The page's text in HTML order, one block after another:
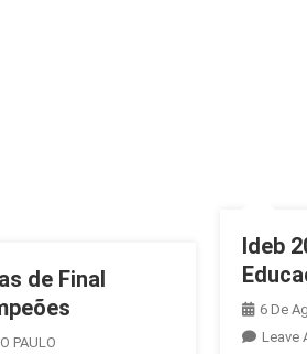
de Final
PAULO
Ideb
6 De
Leave